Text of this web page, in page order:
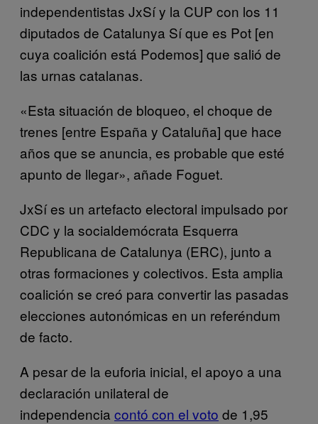
independentistas JxSí y la CUP con los 11
diputados de Catalunya Sí que es Pot [en
cuya coalición está Podemos] que salió de
las urnas catalanas.
«Esta situación de bloqueo, el choque de
trenes [entre España y Cataluña] que hace
años que se anuncia, es probable que esté
apunto de llegar», añade Foguet.
JxSí es un artefacto electoral impulsado por
CDC y la socialdemócrata Esquerra
Republicana de Catalunya (ERC), junto a
otras formaciones y colectivos. Esta amplia
coalición se creó para convertir las pasadas
elecciones autonómicas en un referéndum
de facto.
A pesar de la euforia inicial, el apoyo a una
declaración unilateral de
independencia contó con el voto de 1,95